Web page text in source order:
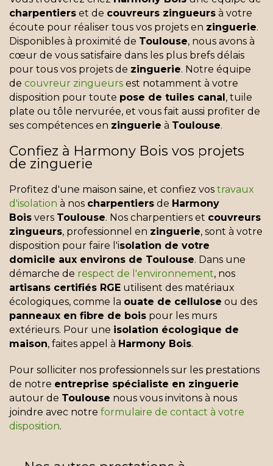
charpentiers et de couvreurs zingueurs à votre
écoute pour réaliser tous vos projets en zinguerie.
Disponibles à proximité de Toulouse, nous avons à
cœur de vous satisfaire dans les plus brefs délais
pour tous vos projets de zinguerie. Notre équipe
de couvreur zingueurs est notamment à votre
disposition pour toute pose de tuiles canal , tuile
plate ou tôle nervurée, et vous fait aussi profiter de
ses compétences en zinguerie à Toulouse.
Confiez à Harmony Bois vos projets
de zinguerie
Profitez d'une maison saine, et confiez vos travaux
d'isolation à nos charpentiers de Harmony
Bois vers Toulouse. Nos charpentiers et couvreurs
zingueurs, professionnel en zinguerie, sont à votre
disposition pour faire l'isolation de votre
domicile aux environs de Toulouse. Dans une
démarche de respect de l'environnement, nos
artisans certifiés RGE utilisent des matériaux
écologiques, comme la ouate de cellulose ou des
panneaux en fibre de bois pour les murs
extérieurs. Pour une isolation écologique de
maison, faites appel à Harmony Bois.
Pour solliciter nos professionnels sur les prestations
de notre entreprise spécialiste en zinguerie
autour de Toulouse nous vous invitons à nous
joindre avec notre formulaire de contact à votre
disposition.